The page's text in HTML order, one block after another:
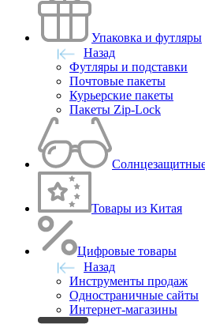
Упаковка и футляры
Назад
Футляры и подставки
Почтовые пакеты
Курьерские пакеты
Пакеты Zip-Lock
Товары из Китая
Цифровые товары
Назад
Инструменты продаж
Одностраничные сайты
Интернет-магазины